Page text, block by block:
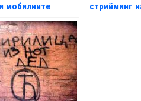
мобилните
стрийминг